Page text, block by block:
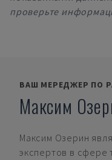
проверьте
ВАШ МЕРЕДЖЕР ПО
Максим
Максим Озерин
экспертов в сфере